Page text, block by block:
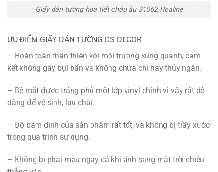
Giấy dán tường họa tiết châu âu 31062 Healine
ƯU ĐIỂM GIẤY DÁN TƯỜNG DS DECOR
– Hoàn toàn thân thiện với môi trường xung quanh, cam
kết không gây bụi bẩn và không chứa chì hay thủy ngân.
– Bề mặt được tráng phủ một lớp vinyl chính vì vậy rất dễ
dàng để vệ sinh, lau chùi.
– Độ bám dính của sản phẩm rất tốt, và không bị trầy xước
trong quá trình sử dụng.
– Không bị phai màu ngay cả khi ánh sáng mặt trời chiếu